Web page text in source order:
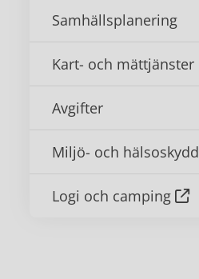
Samhällsplanering
Kart- och mättjänster
Avgifter
Miljö- och hälsoskydd
Logi och camping